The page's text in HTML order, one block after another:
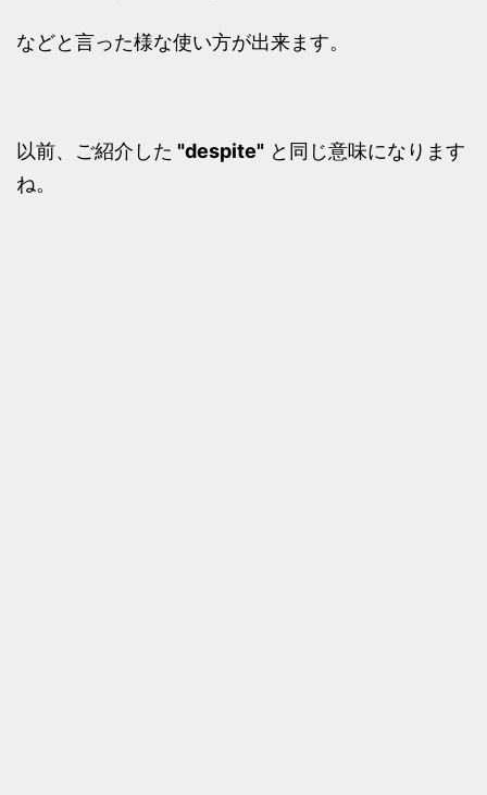
などと言った様な使い方が出来ます。
以前、ご紹介した "despite" と同じ意味になります
ね。